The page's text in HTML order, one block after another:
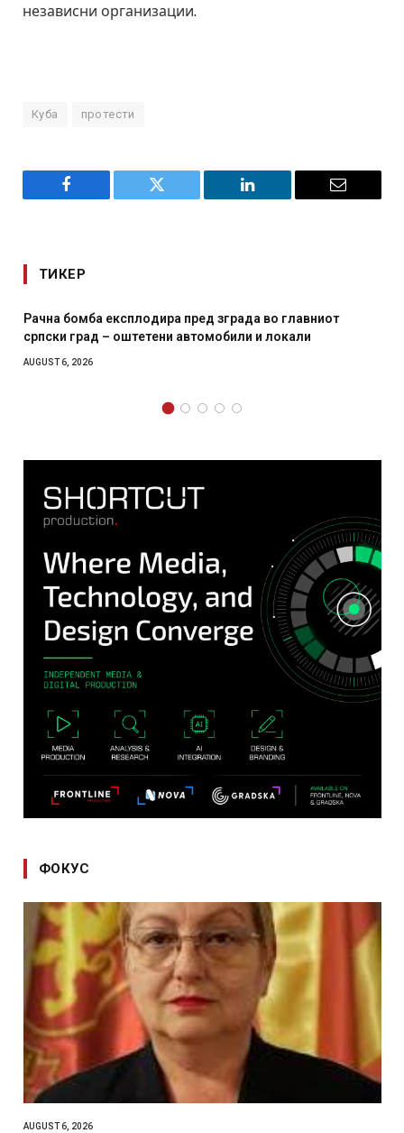
независни организации.
Куба протести
Facebook Twitter LinkedIn Email
ТИКЕР
И Данска се милитарилизира – воведува
месечна воена
ФОКУС
AUGUST 6, 2026